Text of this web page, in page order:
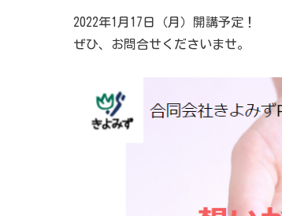
2022年1月17日（月）開講予定！
ぜひ、お問合せくださいませ。